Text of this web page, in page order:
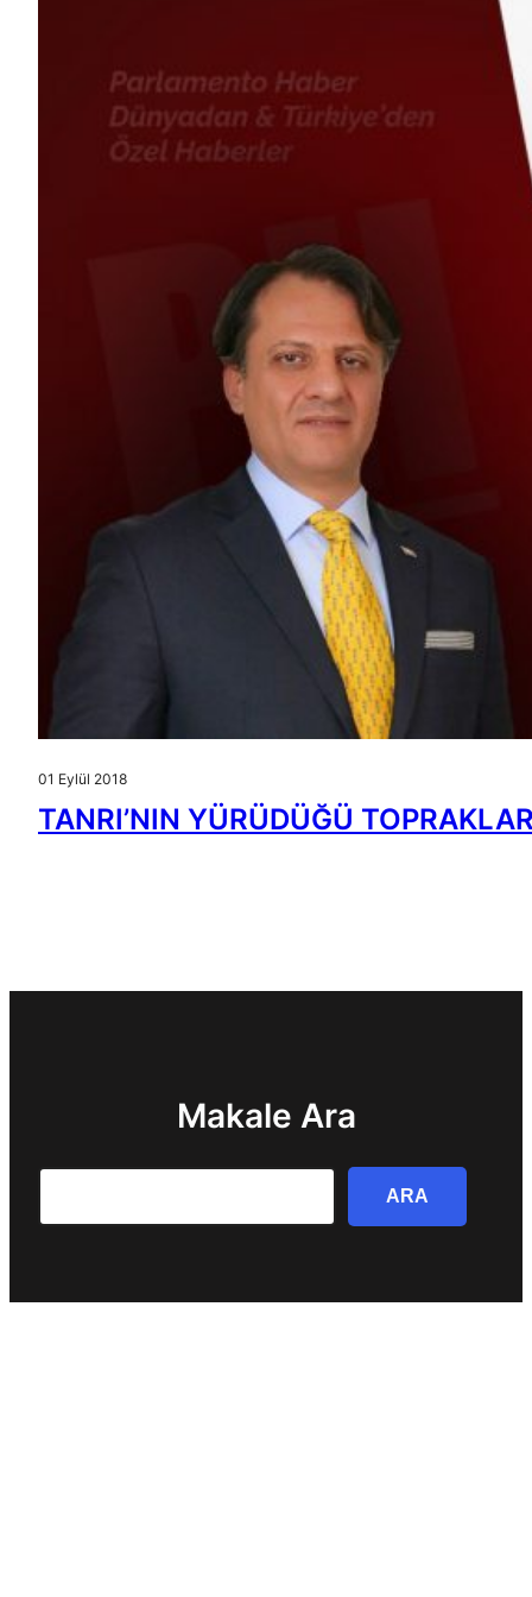
01 Eylül 2018
TANRI’NIN YÜRÜDÜĞÜ
Makale Ara
ARA